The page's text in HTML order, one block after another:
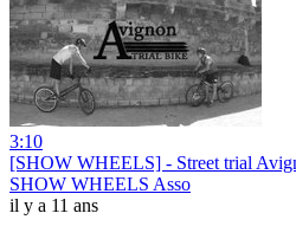
3:10
[SHOW WHEELS] - Street trial
SHOW WHEELS Asso
il y a 11 ans